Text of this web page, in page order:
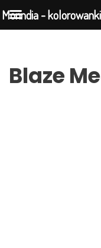
do
Blaze
Morindia -